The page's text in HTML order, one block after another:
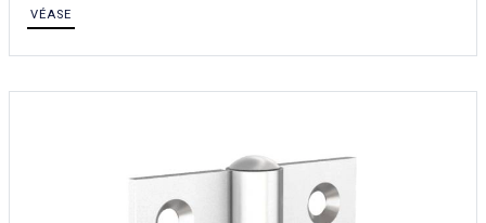
disponibles en blanco, negro o transparente. Pueden tener un ángulo de
apertura de hasta 270°. Las bisagras de polímero cuentan con la
en contacto con nosotros.
VÉASE